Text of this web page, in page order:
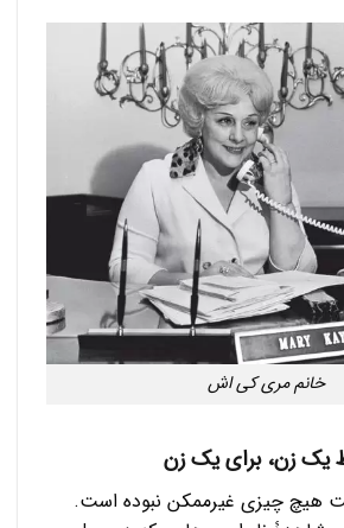
خانم مری کی اش
یک زن، برای یک زن
هیچ چیزی غیرممکن نبوده است.